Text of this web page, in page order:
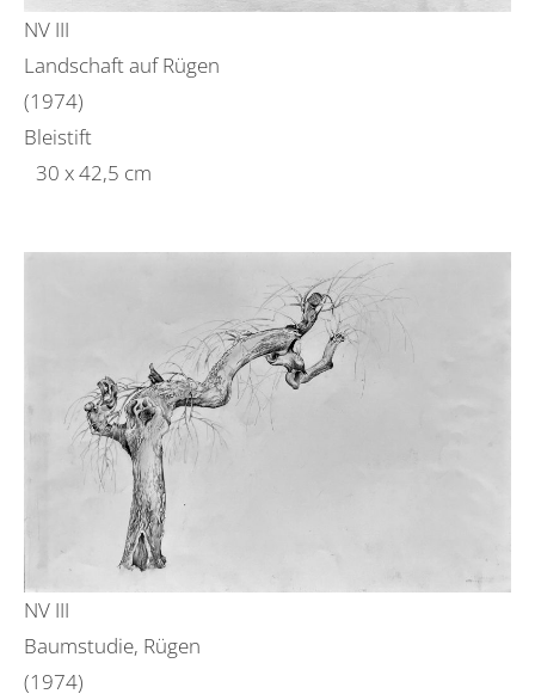
NV III
Landschaft auf Rügen
(1974)
Bleistift
30 x 42,5 cm
NV III
Baumstudie, Rügen
(1974)